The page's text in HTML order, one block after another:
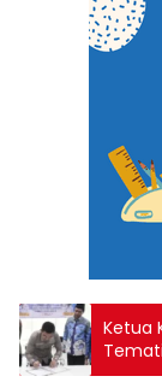
Ketua
judul